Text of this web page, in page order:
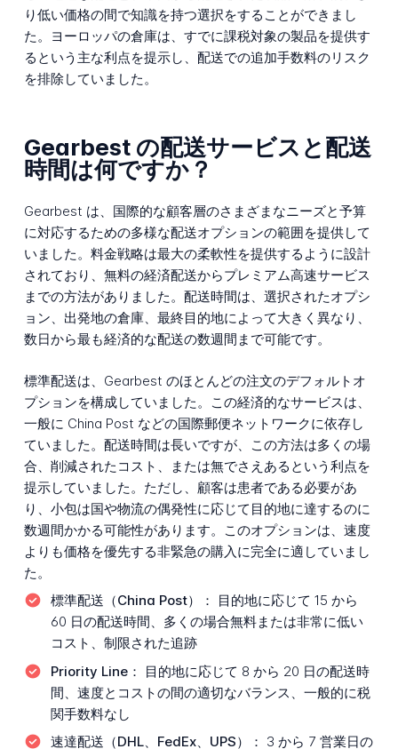
り低い価格の間で知識を持つ選択をすることができまし
た。ヨーロッパの倉庫は、すでに課税対象の製品を提供す
るという主な利点を提示し、配送での追加手数料のリスク
を排除していました。
Gearbest の配送サービスと配送
時間は何ですか？
Gearbest は、国際的な顧客層のさまざまなニーズと予算
に対応するための多様な配送オプションの範囲を提供して
いました。料金戦略は最大の柔軟性を提供するように設計
されており、無料の経済配送からプレミアム高速サービス
までの方法がありました。配送時間は、選択されたオプシ
ョン、出発地の倉庫、最終目的地によって大きく異なり、
数日から最も経済的な配送の数週間まで可能です。
標準配送は、Gearbest のほとんどの注文のデフォルトオ
プションを構成していました。この経済的なサービスは、
一般に China Post などの国際郵便ネットワークに依存し
ていました。配送時間は長いですが、この方法は多くの場
合、削減されたコスト、または無でさえあるという利点を
提示していました。ただし、顧客は患者である必要があ
り、小包は国や物流の偶発性に応じて目的地に達するのに
数週間かかる可能性があります。このオプションは、速度
よりも価格を優先する非緊急の購入に完全に適していまし
た。
標準配送（China Post）：
目的地に応じて 15 から
60 日の配送時間、多くの場合無料または非常に低い
コスト、制限された追跡
Priority Line：
目的地に応じて 8 から 20 日の配送時
間、速度とコストの間の適切なバランス、一般的に税
関手数料なし
速達配送（DHL、FedEx、UPS）： 3 から 7 営業日の